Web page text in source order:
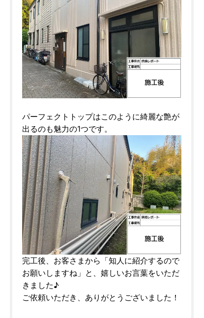
パーフェクトトップはこのように綺麗な艶が
出るのも魅力の1つです。
完工後、お客さまから「知人に紹介するので
お願いしますね」と、嬉しいお言葉をいただ
きました♪
ご依頼いただき、ありがとうございました！